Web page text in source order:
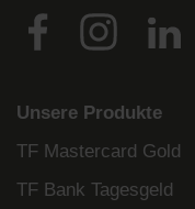
Unsere Produkte
TF Mastercard Gold
TF Bank Tagesgeld